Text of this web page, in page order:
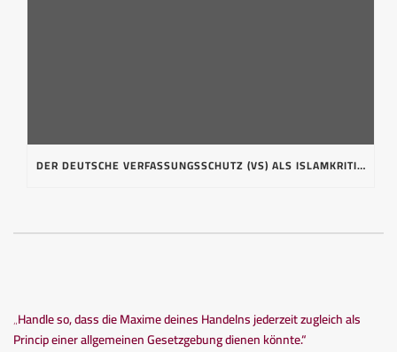
DER DEUTSCHE VERFASSUNGSSCHUTZ (VS) ALS ISLAMKRITIKFEINDLICHE INQUISITIONSBEHÖRDE
„Handle so, dass die Maxime deines Handelns jederzeit zugleich als
Princip einer allgemeinen Gesetzgebung dienen könnte.“